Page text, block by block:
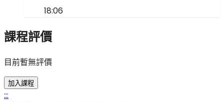
18:06
課程評價
目前暫無評價
加入課程
:::